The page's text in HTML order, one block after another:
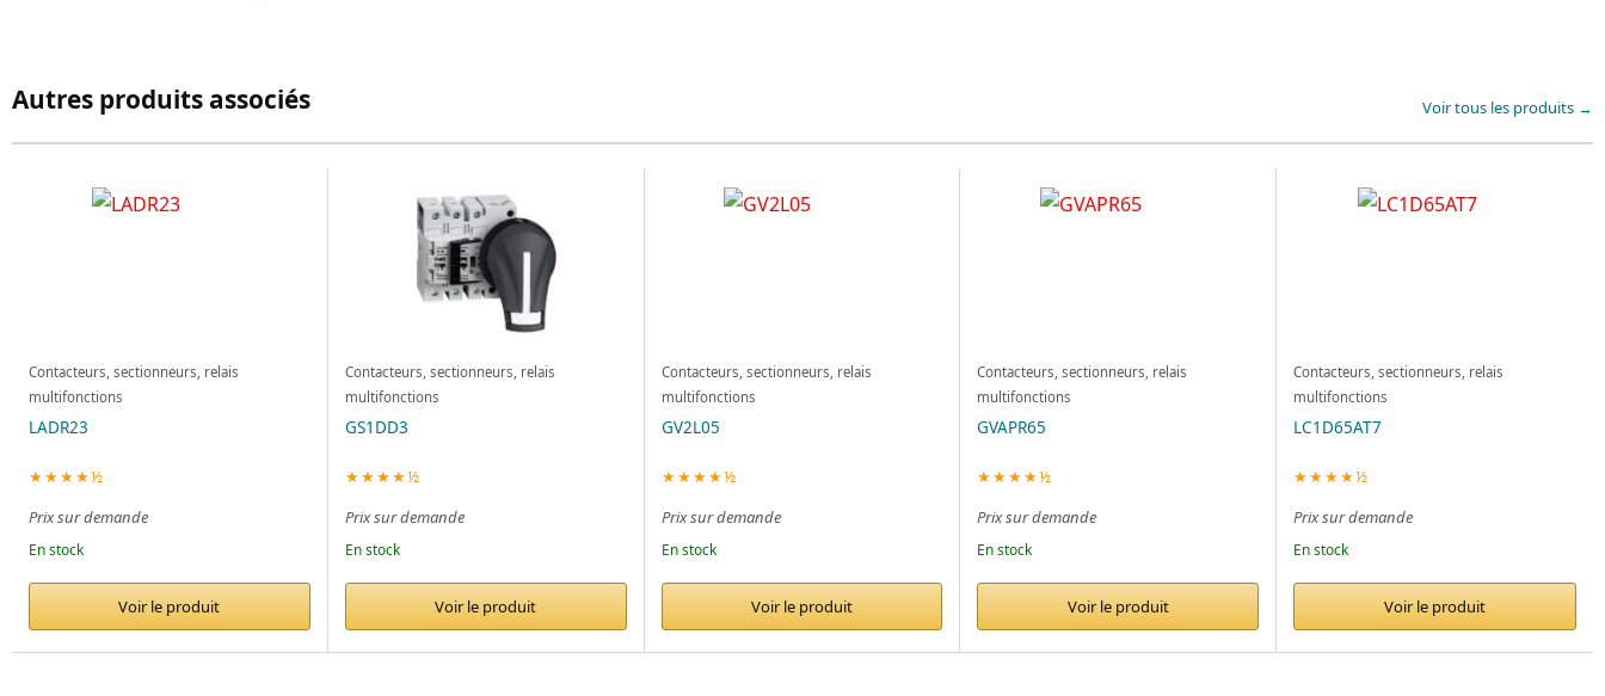
Autres produits associés Voir tous les produits →
Contacteurs, sectionneurs, relais
multifonctions
LADR23
★★★★½
Prix sur demande
En stock
Voir le produit
Contacteurs, sectionneurs, relais
multifonctions
GS1DD3
★★★★½
Prix sur demande
En stock
Voir le produit
Contacteurs, sectionneurs, relais
multifonctions
GV2L05
★★★★½
Prix sur demande
En stock
Voir le produit
Contacteurs, sectionneurs, relais
multifonctions
GVAPR65
★★★★½
Prix sur demande
En stock
Voir le produit
Contacteurs, sectionneurs, relais
multifonctions
LC1D65AT7
★★★★½
Prix sur demande
En stock
Voir le produit